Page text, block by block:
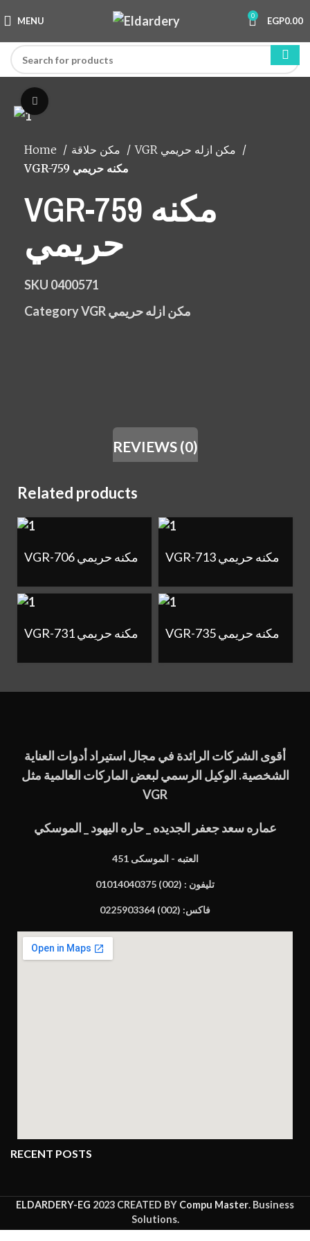
MENU 0 EGP0.00
Home
VGR-759 مكنه حريمي
VGR-759 مكنه
حريمي
SKU 0400571
Category
VGR مكن ازله حريمي
REVIEWS (0)
Related products
VGR-706 مكنه حريمي VGR-713 مكنه حريمي
VGR-731 مكنه حريمي VGR-735 مكنه حريمي
أقوى الشركات الرائدة في مجال استيراد أدوات العناية
الشخصية. الوكيل الرسمي لبعض الماركات العالمية مثل
VGR
عماره سعد جعفر الجديده _ حاره اليهود _ الموسكي
451 العتبه - الموسكى
تليفون : (002) 01014040375
فاكس: (002) 0225903364
RECENT POSTS
ELDARDERY-EG 2023 CREATED BY Compu Master. Business
Solutions.